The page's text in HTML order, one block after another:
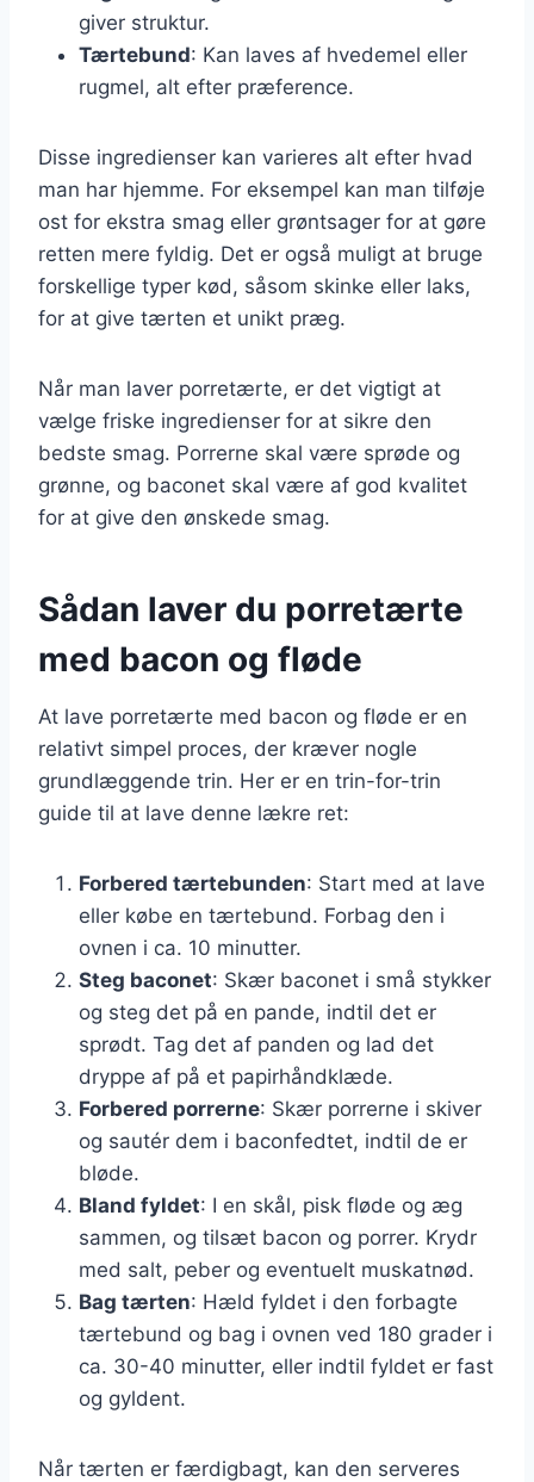
giver struktur.
Tærtebund: Kan laves af hvedemel eller
rugmel, alt efter præference.
Disse ingredienser kan varieres alt efter hvad
man har hjemme. For eksempel kan man tilføje
ost for ekstra smag eller grøntsager for at gøre
retten mere fyldig. Det er også muligt at bruge
forskellige typer kød, såsom skinke eller laks,
for at give tærten et unikt præg.
Når man laver porretærte, er det vigtigt at
vælge friske ingredienser for at sikre den
bedste smag. Porrerne skal være sprøde og
grønne, og baconet skal være af god kvalitet
for at give den ønskede smag.
Sådan laver du porretærte
med bacon og fløde
At lave porretærte med bacon og fløde er en
relativt simpel proces, der kræver nogle
grundlæggende trin. Her er en trin-for-trin
guide til at lave denne lækre ret:
Forbered tærtebunden: Start med at lave
eller købe en tærtebund. Forbag den i
ovnen i ca. 10 minutter.
Steg baconet: Skær baconet i små stykker
og steg det på en pande, indtil det er
sprødt. Tag det af panden og lad det
dryppe af på et papirhåndklæde.
Forbered porrerne: Skær porrerne i skiver
og sautér dem i baconfedtet, indtil de er
bløde.
Bland fyldet: I en skål, pisk fløde og æg
sammen, og tilsæt bacon og porrer. Krydr
med salt, peber og eventuelt muskatnød.
Bag tærten: Hæld fyldet i den forbagte
tærtebund og bag i ovnen ved 180 grader i
ca. 30-40 minutter, eller indtil fyldet er fast
og gyldent.
Når tærten er færdigbagt, kan den serveres